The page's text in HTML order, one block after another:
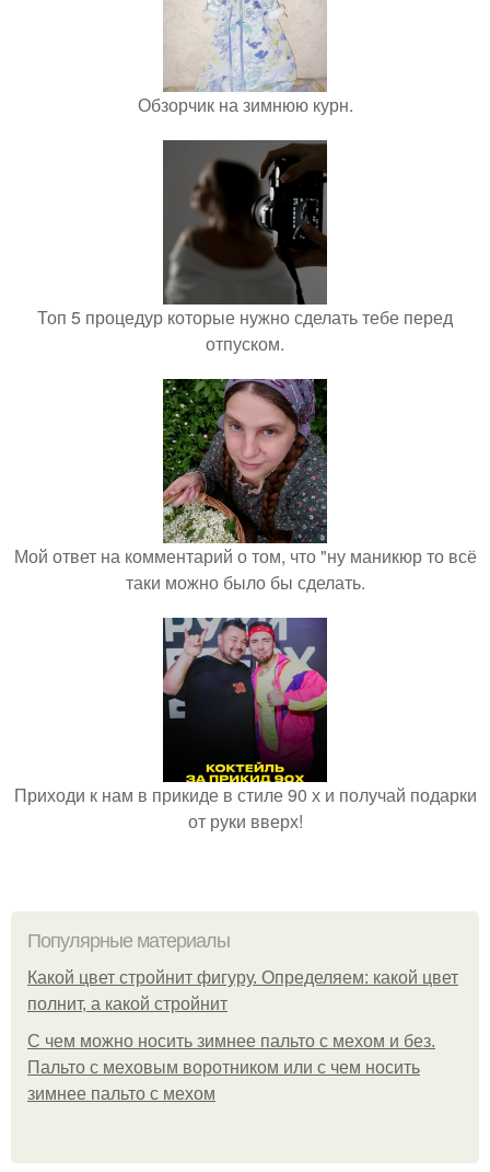
Обзорчик на зимнюю курн.
Топ 5 процедур которые нужно сделать тебе перед
отпуском.
Мой ответ на комментарий о том, что "ну маникюр то всё
таки можно было бы сделать.
Приходи к нам в прикиде в стиле 90 х и получай подарки
от руки вверх!
Популярные материалы
Какой цвет стройнит фигуру. Определяем: какой цвет
полнит, а какой стройнит
C чем можно носить зимнее пальто с мехом и без.
Пальто с меховым воротником или с чем носить
зимнее пальто с мехом